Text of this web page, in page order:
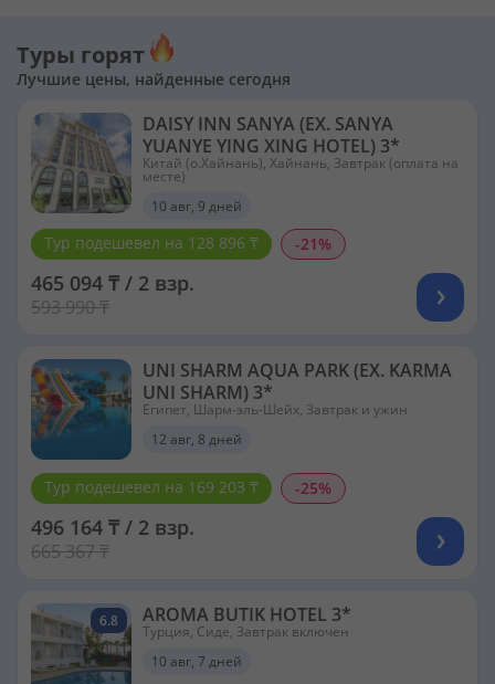
Туры горят
Лучшие цены, найденные сегодня
DAISY INN SANYA (EX. SANYA
YUANYE YING XING HOTEL) 3*
Китай (о.Хайнань), Хайнань, Завтрак (оплата на
месте)
10 авг, 9 дней
Тур подешевел на 128 896 ₸ -21%
465 094 ₸ / 2 взр.
593 990 ₸
UNI SHARM AQUA PARK (EX. KARMA
UNI SHARM) 3*
Египет, Шарм-эль-Шейх, Завтрак и ужин
12 авг, 8 дней
Тур подешевел на 169 203 ₸ -25%
496 164 ₸ / 2 взр.
665 367 ₸
6.8 AROMA BUTIK HOTEL 3*
Турция, Сиде, Завтрак включен
10 авг, 7 дней